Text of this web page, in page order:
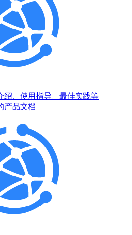
绍、使用指导、最佳实践等
产品文档